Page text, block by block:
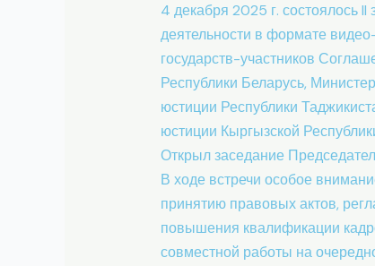
4 декабря 2025 г. состоялось
деятельности в формате
государств-участников
Республики Беларусь,
юстиции Республики
юстиции Кыргызской
Открыл заседание
В ходе встречи особое
принятию правовых актов,
повышения квалификации
совместной работы на
государств
–
участников
СНГ
в
сфере
судебно-
экспертной
деятельности​